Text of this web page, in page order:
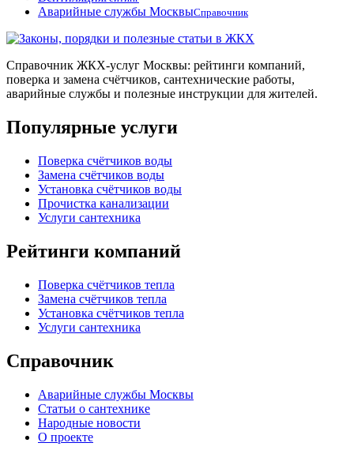
Аварийные службы МосквыСправочник
Справочник ЖКХ-услуг Москвы: рейтинги компаний,
поверка и замена счётчиков, сантехнические работы,
аварийные службы и полезные инструкции для жителей.
Популярные услуги
Поверка счётчиков воды
Замена счётчиков воды
Установка счётчиков воды
Прочистка канализации
Услуги сантехника
Рейтинги компаний
Поверка счётчиков тепла
Замена счётчиков тепла
Установка счётчиков тепла
Услуги сантехника
Справочник
Аварийные службы Москвы
Статьи о сантехнике
Народные новости
О проекте